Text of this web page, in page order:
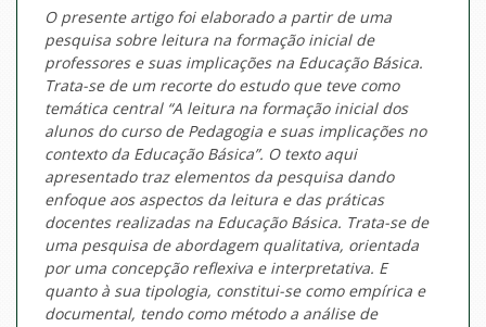
O presente artigo foi elaborado a partir de uma
pesquisa sobre leitura na formação inicial de
professores e suas implicações na Educação Básica.
Trata-se de um recorte do estudo que teve como
temática central “A leitura na formação inicial dos
alunos do curso de Pedagogia e suas implicações no
contexto da Educação Básica”. O texto aqui
apresentado traz elementos da pesquisa dando
enfoque aos aspectos da leitura e das práticas
docentes realizadas na Educação Básica. Trata-se de
uma pesquisa de abordagem qualitativa, orientada
por uma concepção reflexiva e interpretativa. E
quanto à sua tipologia, constitui-se como empírica e
documental, tendo como método a análise de